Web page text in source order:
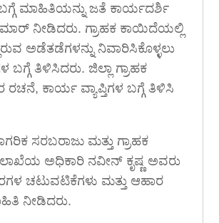
ಮಾಹಿತಿಯನ್ನು ಜತೆ ಕಾರ್ಯದರ್ಶಿ
ನೀಡಿದರು. ಗ್ರಾಹಕ ಕಾಯಿದೆಯಲ್ಲಿ
ಅಡೆತಡೆಗಳನ್ನು ನಿವಾರಿಸಿಕೊಳ್ಳಲು
ಬಗ್ಗೆ ತಿಳಿಸಿದರು. ಜಿಲ್ಲಾ ಗ್ರಾಹಕ
ಕಾರ್ಯ ವ್ಯಾಪ್ತಿಗಳ ಬಗ್ಗೆ ತಿಳಿಸಿ
ಸರಬರಾಜು ಮತ್ತು ಗ್ರಾಹಕ
ಅಧಿಕಾರಿ ನವೀನ್ ಕೃಷ್ಣ ಅವರು
ಚಟುವಟಿಕೆಗಳು ಮತ್ತು ಆಹಾರ
ನೀಡಿದರು.